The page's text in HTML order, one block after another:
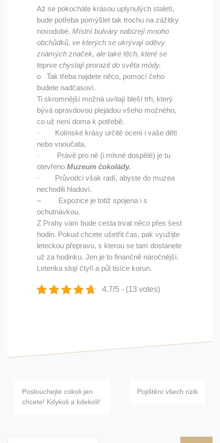
Až se pokocháte krásou uplynulých staletí,
bude potřeba pomýšlet tak trochu na zážitky
novodobé. Místní bulváry nabízejí mnoho
obchůdků, ve kterých se ukrývají oděvy
známých značek, ale také těch, které se
teprve chystají prorazit do světa módy.
o Tak třeba najdete něco, pomocí čeho
budete nadčasoví.
Ti skromnější možná uvítají bleší trh, který
bývá opravdovou plejádou všeho možného,
co už není doma k potřebě.
· Kolínské krásy určitě ocení i vaše děti
nebo vnoučata.
· Právě pro ně (i mlsné dospělé) je tu
otevřeno Muzeum čokolády.
· Průvodci však radí, abyste do muzea
nechodili hladoví.
– Expozice je totiž spojena i s
ochutnávkou.
Z Prahy vám bude cesta trvat něco přes šest
hodin. Pokud chcete ušetřit čas, pak využijte
leteckou přepravu, s kterou se tam dostanete
už za hodinku. Jen je to finančně náročnější.
Letenka stojí čtyři a půl tisíce korun.
4.7/5 - (13 votes)
Navigace
pro
Poslouchejte cokoli jen
chcete! Kdykoli a kdekoli!
Pojištění všech rizik